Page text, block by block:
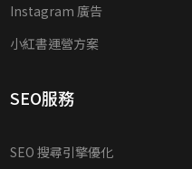
Instagram 廣告
小紅書運營方案
SEO服務
SEO 搜尋引擎優化